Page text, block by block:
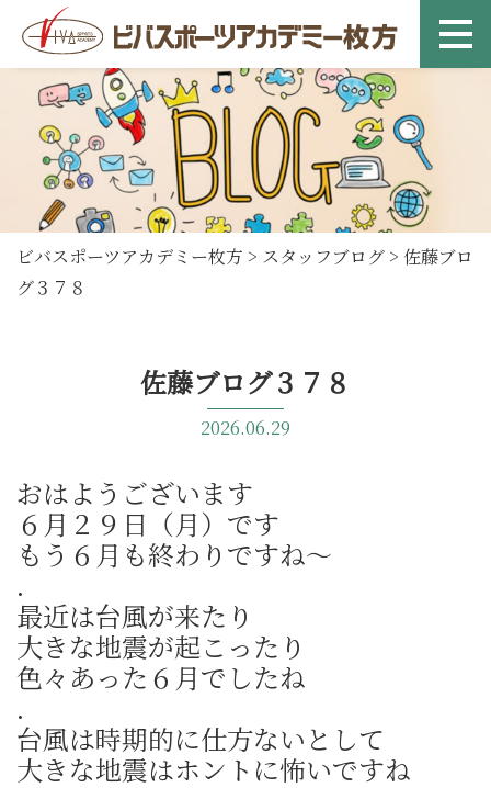
ビバスポーツアカデミー枚方 > スタッフブログ > 佐藤ブロ
グ３７８
佐藤ブログ３７８
2026.06.29
おはようございます
６月２９日（月）です
もう６月も終わりですね～
.
最近は台風が来たり
大きな地震が起こったり
色々あった６月でしたね
.
台風は時期的に仕方ないとして
大きな地震はホントに怖いですね